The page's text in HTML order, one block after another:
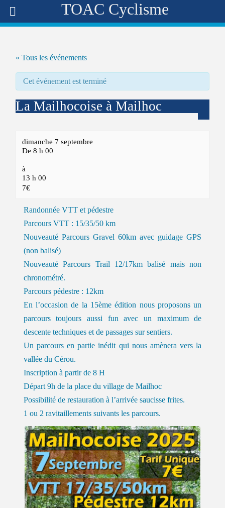
TOAC Cyclisme
« Tous les événements
Cet événement est terminé
La Mailhocoise à Mailhoc
dimanche 7 septembre
De 8 h 00
à
13 h 00
7€
Randonnée VTT et pédestre
Parcours VTT : 15/35/50 km
Nouveauté Parcours Gravel 60km avec guidage GPS
(non balisé)
Nouveauté Parcours Trail 12/17km balisé mais non
chronométré.
Parcours pédestre : 12km
En l’occasion de la 15ème édition nous proposons un
parcours toujours aussi fun avec un maximum de
descente techniques et de passages sur sentiers.
Un parcours en partie inédit qui nous amènera vers la
vallée du Cérou.
Inscription à partir de 8 H
Départ 9h de la place du village de Mailhoc
Possibilité de restauration à l’arrivée saucisse frites.
1 ou 2 ravitaillements suivants les parcours.